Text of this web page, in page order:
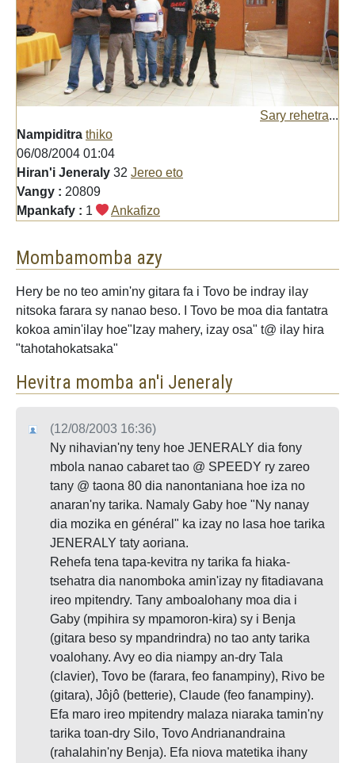
Sary rehetra...
Nampiditra thiko
06/08/2004 01:04
Hiran'i Jeneraly 32 Jereo eto
Vangy : 20809
Mpankafy : 1 Ankafizo
Mombamomba azy
Hery be no teo amin'ny gitara fa i Tovo be indray ilay
nitsoka farara sy nanao beso. I Tovo be moa dia fantatra
kokoa amin'ilay hoe"Izay mahery, izay osa" t@ ilay hira
"tahotahokatsaka"
Hevitra momba an'i Jeneraly
(12/08/2003 16:36)
Ny nihavian'ny teny hoe JENERALY dia fony
mbola nanao cabaret tao @ SPEEDY ry zareo
tany @ taona 80 dia nanontaniana hoe iza no
anaran'ny tarika. Namaly Gaby hoe "Ny nanay
dia mozika en général" ka izay no lasa hoe tarika
JENERALY taty aoriana.
Rehefa tena tapa-kevitra ny tarika fa hiaka-
tsehatra dia nanomboka amin'izay ny fitadiavana
ireo mpitendry. Tany amboalohany moa dia i
Gaby (mpihira sy mpamoron-kira) sy i Benja
(gitara beso sy mpandrindra) no tao anty tarika
voalohany. Avy eo dia niampy an-dry Tala
(clavier), Tovo be (farara, feo fanampiny), Rivo be
(gitara), Jôjô (betterie), Claude (feo fanampiny).
Efa maro ireo mpitendry malaza niaraka tamin'ny
tarika toan-dry Silo, Tovo Andrianandraina
(rahalahin'ny Benja). Efa niova matetika ihany